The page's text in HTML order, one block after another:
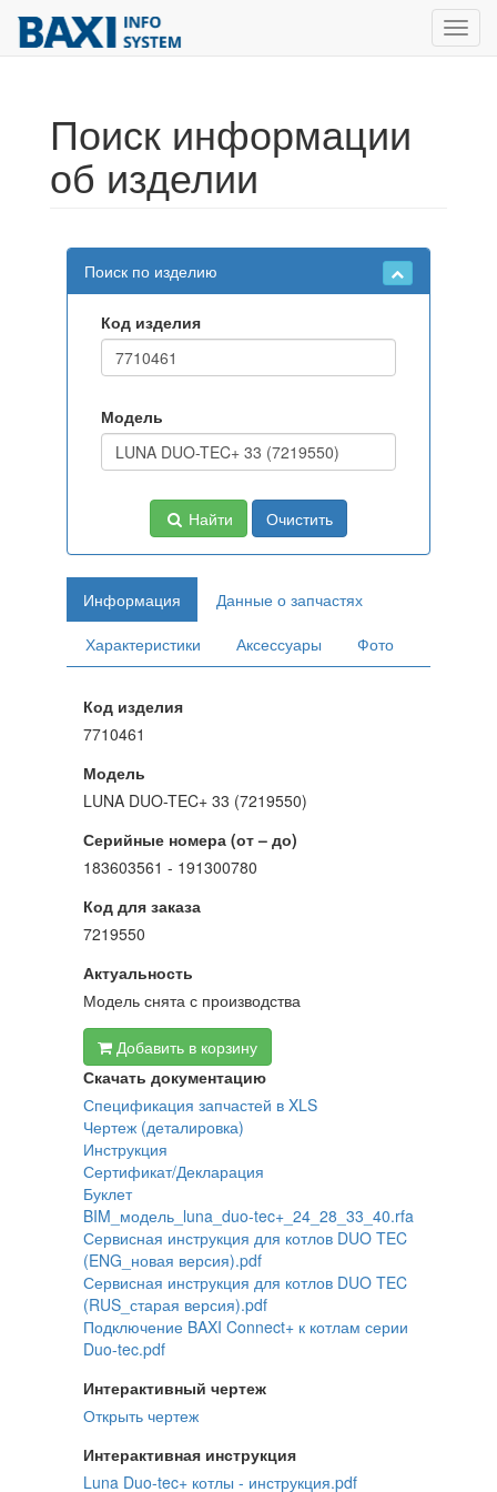
Поиск информации
об изделии
Поиск по изделию
Код изделия
Модель
Найти Очистить
Информация
Данные о запчастях
Характеристики
Аксессуары Фото
Код изделия
7710461
Модель
LUNA DUO-TEC+ 33 (7219550)
Серийные номера (от – до)
183603561 - 191300780
Код для заказа
7219550
Актуальность
Модель снята с производства
Добавить в корзину
Скачать документацию
Спецификация запчастей в XLS
Чертеж (деталировка)
Инструкция
Сертификат/Декларация
Буклет
BIM_модель_luna_duo-tec+_24_28_33_40.rfa
Сервисная инструкция для котлов DUO TEC
(ENG_новая версия).pdf
Сервисная инструкция для котлов DUO TEC
(RUS_старая версия).pdf
Подключение BAXI Connect+ к котлам серии
Duo-tec.pdf
Интерактивный чертеж
Открыть чертеж
Интерактивная инструкция
Luna Duo-tec+ котлы - инструкция.pdf